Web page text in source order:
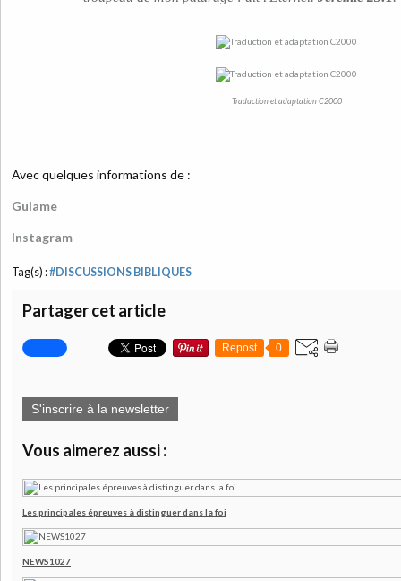
Traduction et adaptation C2000
Avec quelques informations de :
Guiame
Instagram
Tag(s) :#DISCUSSIONS BIBLIQUES
Partager cet article
Repost 0
S'inscrire à la newsletter
Vous aimerez aussi :
Les principales épreuves à distinguer dans la foi
NEWS1027